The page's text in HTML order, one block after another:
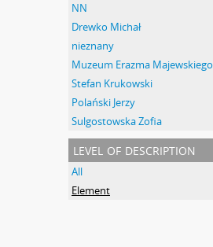
NN
Drewko Michał
nieznany
Muzeum Erazma Majewskiego
Stefan Krukowski
Polański Jerzy
Sulgostowska Zofia
level of description
All
Element